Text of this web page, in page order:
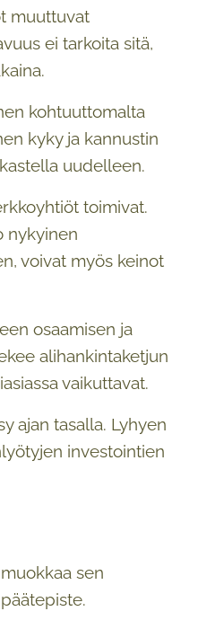
muuttuvat
ei tarkoita sitä,
kohtuuttomalta
kyky ja kannustin
uudelleen.
toimivat.
nykyinen
voivat myös keinot
osaamisen ja
alihankintaketjun
vaikuttavat.
ajan tasalla. Lyhyen
investointien
sen